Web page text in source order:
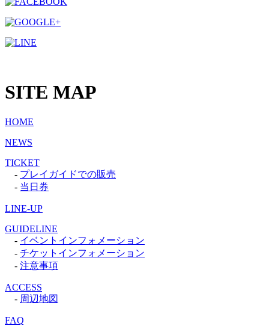
SITE MAP
HOME
NEWS
TICKET
- プレイガイドでの販売
- 当日券
LINE-UP
GUIDELINE
- イベントインフォメーション
- チケットインフォメーション
- 注意事項
ACCESS
- 周辺地図
FAQ